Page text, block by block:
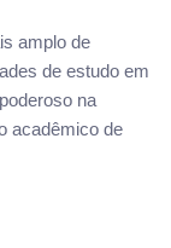
amplo de
de estudo em
na
acadêmico de